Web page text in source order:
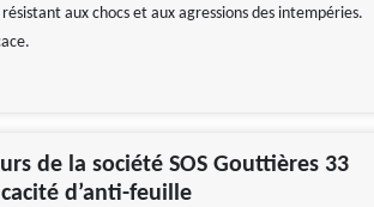
aux chocs et aux agressions des intempéries.
de la société SOS Gouttières 33
d’anti-feuille